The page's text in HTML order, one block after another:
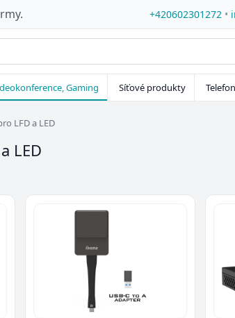
+420602301272 •
Gaming Síťové produkty
LFD a LED
LED